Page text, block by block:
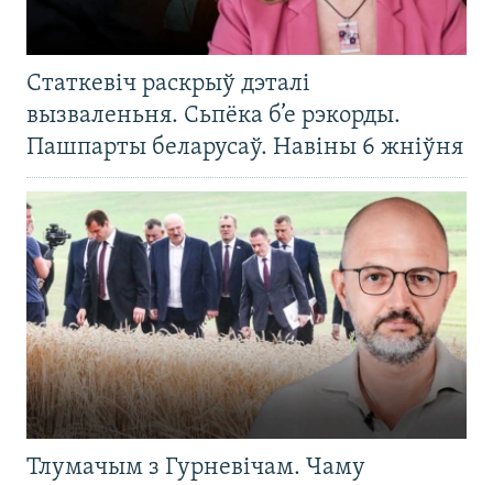
Статкевіч раскрыў дэталі
вызваленьня. Сьпёка б’е рэкорды.
Пашпарты беларусаў. Навіны 6 жніўня
Тлумачым з Гурневічам. Чаму